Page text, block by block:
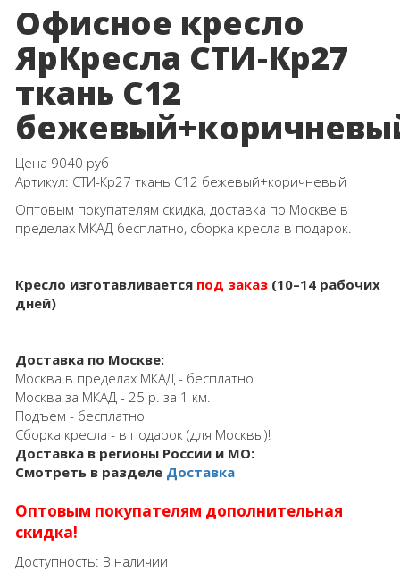
Офисное кресло
ЯрКресла СТИ-Кр27
ткань С12
Цена 9040 руб
Артикул: СТИ-Кр27 ткань С12 бежевый+коричневый
Оптовым покупателям скидка, доставка по Москве в
пределах МКАД бесплатно, сборка кресла в подарок.
Кресло изготавливается под заказ (10–14 рабочих
дней)
Доставка по Москве:
Москва в пределах МКАД - бесплатно
Москва за МКАД - 25 р. за 1 км.
Подъем - бесплатно
Сборка кресла - в подарок (для Москвы)!
Доставка в регионы России и МО:
Смотреть в разделе Доставка
Оптовым покупателям дополнительная
скидка!
Доступность: В наличии